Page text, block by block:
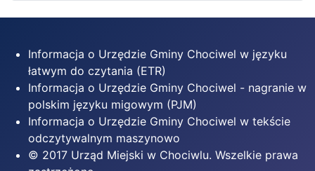
Informacja o Urzędzie Gminy Chociwel w języku
łatwym do czytania (ETR)
Informacja o Urzędzie Gminy Chociwel - nagranie w
polskim języku migowym (PJM)
Informacja o Urzędzie Gminy Chociwel w tekście
odczytywalnym maszynowo
© 2017 Urząd Miejski w Chociwlu. Wszelkie prawa